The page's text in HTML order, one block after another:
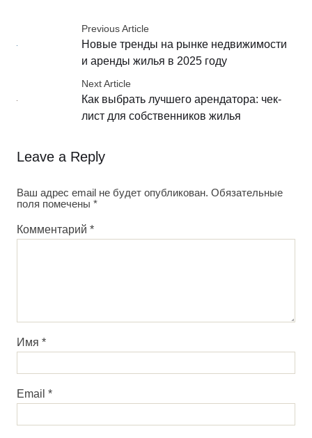
Previous Article
Новые тренды на рынке недвижимости
и аренды жилья в 2025 году
Next Article
Как выбрать лучшего арендатора: чек-
лист для собственников жилья
Leave a Reply
Ваш адрес email не будет опубликован. Обязательные
поля помечены *
Комментарий *
Имя *
Email *